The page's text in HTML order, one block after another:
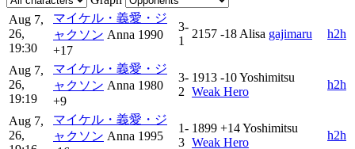
Aug 7,
26,
19:30
マイケル・義愛・ジ
ャクソン Anna 1990
+17
3-
1
2157 -18 Alisa gajimaru h2h
Aug 7,
26,
19:19
マイケル・義愛・ジ
ャクソン Anna 1980
+9
3-
2
1913 -10Yoshimitsu
Weak Hero
h2h
Aug 7,
26,
マイケル・義愛・ジ
ャクソン Anna 1995
1-
3
1899 +14Yoshimitsu
Weak Hero
h2h